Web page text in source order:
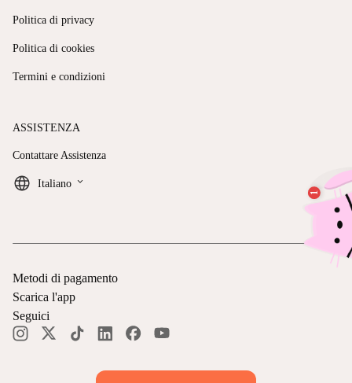
Politica di privacy
Politica di cookies
Termini e condizioni
ASSISTENZA
Contattare Assistenza
Italiano keyboard_arrow_down
Metodi di pagamento
Scarica l'app
Seguici